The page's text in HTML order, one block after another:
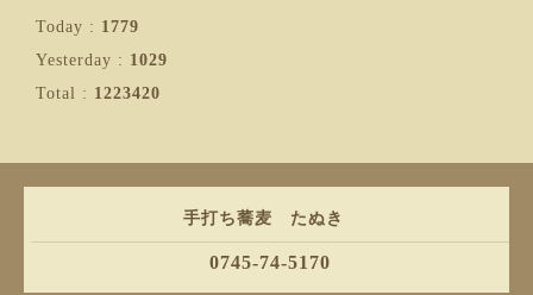
Today : 1779
Yesterday : 1029
Total : 1223420
手打ち蕎麦 たぬき
0745-74-5170